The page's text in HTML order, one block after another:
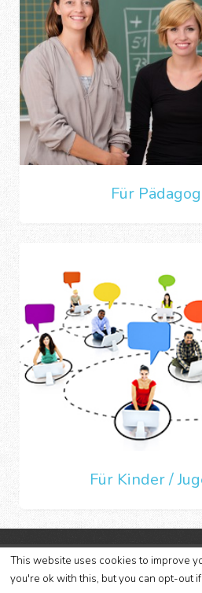
Für
Für Kinder /
Copyright © 2015
Impressum
This website uses cookies to improve
you're ok with this, but you can opt-out